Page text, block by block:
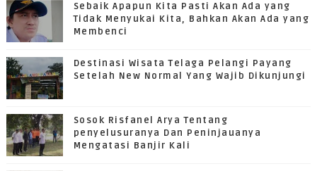
Sebaik Apapun Kita Pasti Akan Ada yang
Tidak Menyukai Kita, Bahkan Akan Ada yang
Membenci
Destinasi Wisata Telaga Pelangi Payang
Setelah New Normal Yang Wajib Dikunjungi
Sosok Risfanel Arya Tentang
penyelusuranya Dan Peninjauanya
Mengatasi Banjir Kali